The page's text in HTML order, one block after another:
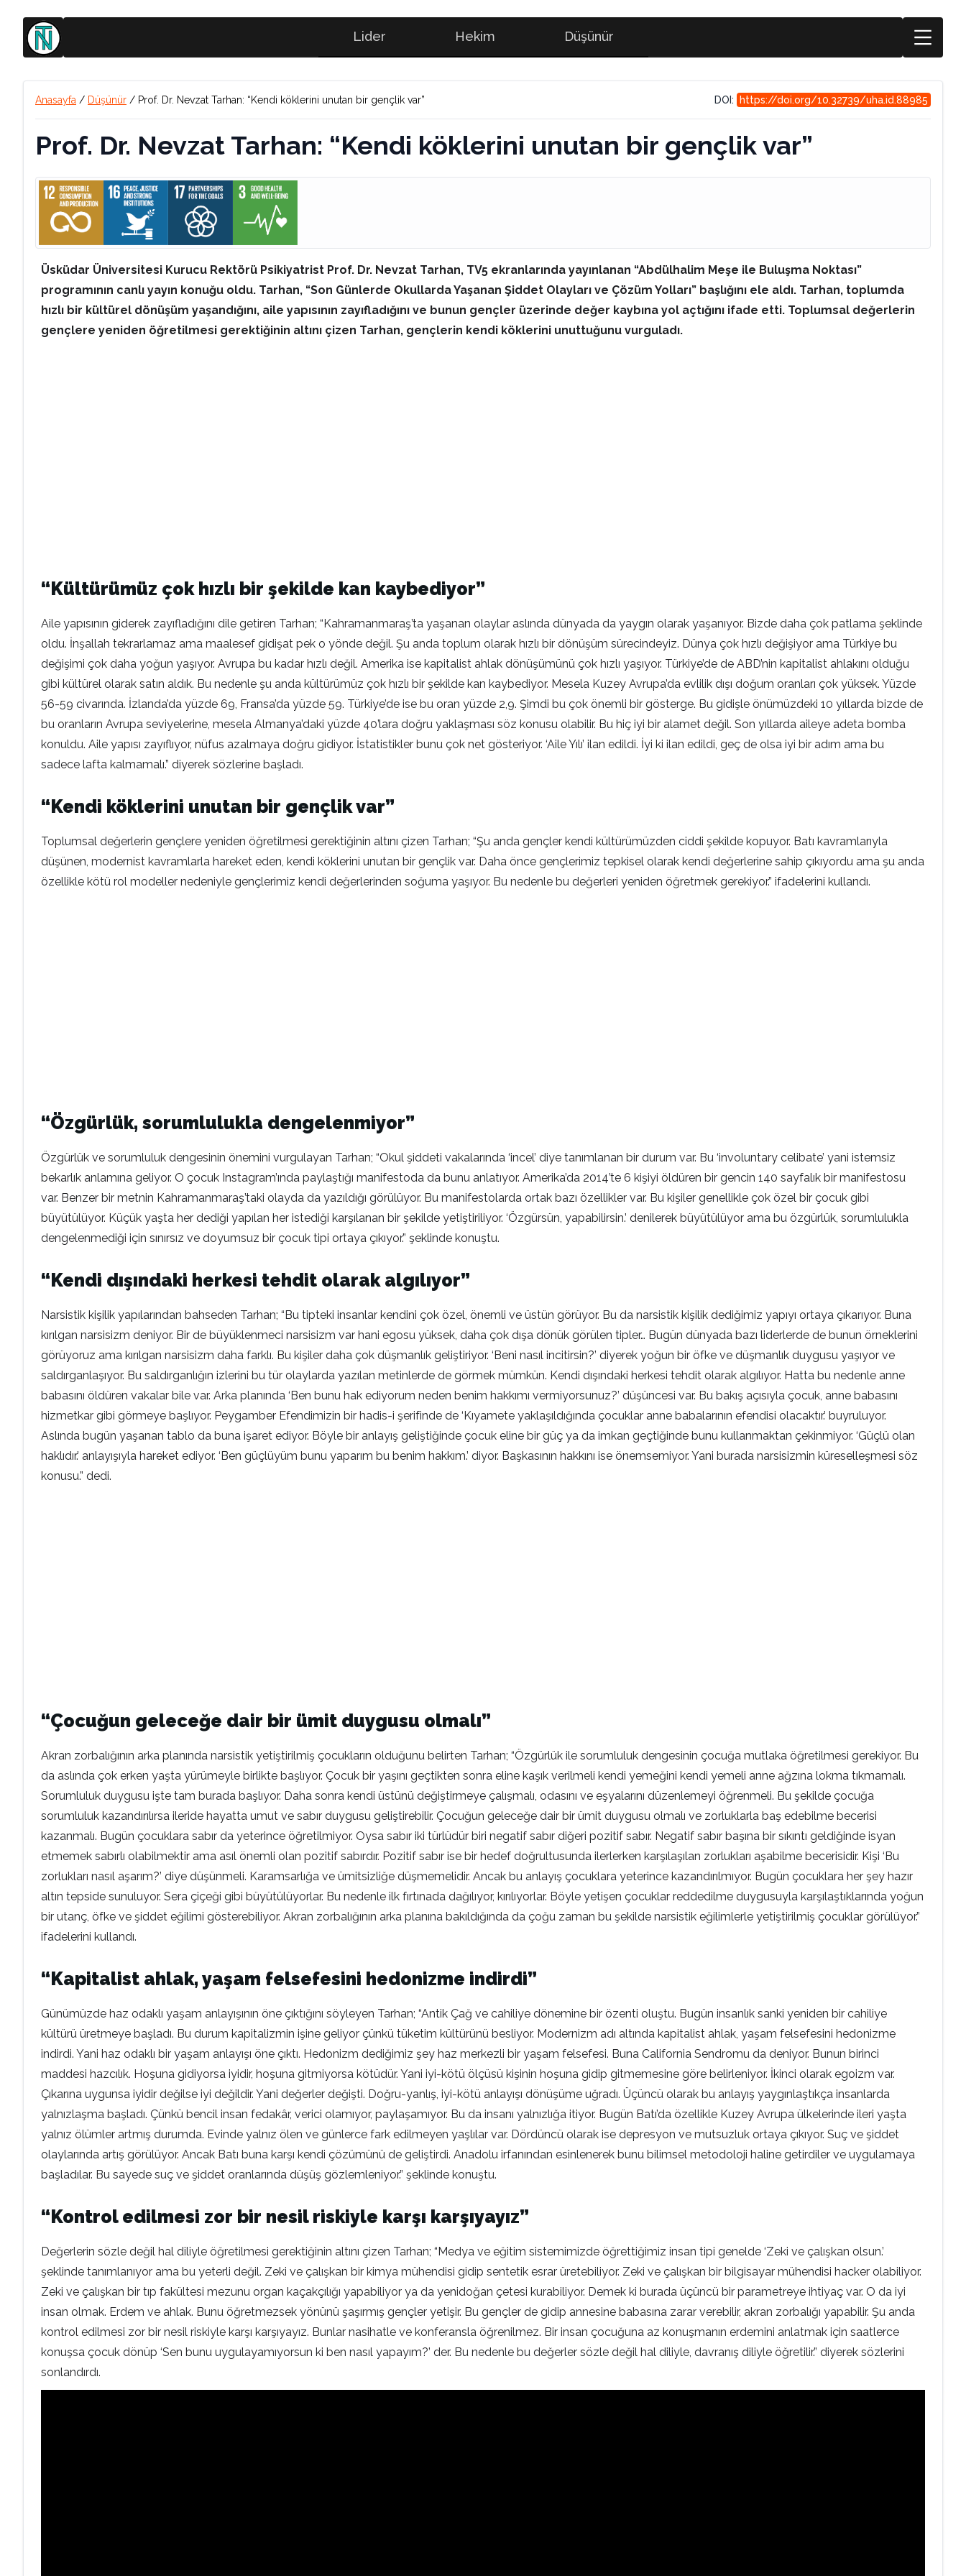
Lider Hekim Düşünür
Anasayfa / Düşünür / Prof. Dr. Nevzat Tarhan: “Kendi köklerini unutan bir gençlik var” DOI: https://doi.org/10.32739/uha.id.88985
Prof. Dr. Nevzat Tarhan: “Kendi köklerini unutan bir gençlik var”
Üsküdar Üniversitesi Kurucu Rektörü Psikiyatrist Prof. Dr. Nevzat Tarhan, TV5 ekranlarında yayınlanan “Abdülhalim Meşe ile Buluşma Noktası”
programının canlı yayın konuğu oldu. Tarhan, “Son Günlerde Okullarda Yaşanan Şiddet Olayları ve Çözüm Yolları” başlığını ele aldı. Tarhan, toplumda
hızlı bir kültürel dönüşüm yaşandığını, aile yapısının zayıfladığını ve bunun gençler üzerinde değer kaybına yol açtığını ifade etti. Toplumsal değerlerin
gençlere yeniden öğretilmesi gerektiğinin altını çizen Tarhan, gençlerin kendi köklerini unuttuğunu vurguladı.
“Kültürümüz çok hızlı bir şekilde kan kaybediyor”
Aile yapısının giderek zayıfladığını dile getiren Tarhan; “Kahramanmaraş’ta yaşanan olaylar aslında dünyada da yaygın olarak yaşanıyor. Bizde daha çok patlama şeklinde
oldu. İnşallah tekrarlamaz ama maalesef gidişat pek o yönde değil. Şu anda toplum olarak hızlı bir dönüşüm sürecindeyiz. Dünya çok hızlı değişiyor ama Türkiye bu
değişimi çok daha yoğun yaşıyor. Avrupa bu kadar hızlı değil. Amerika ise kapitalist ahlak dönüşümünü çok hızlı yaşıyor. Türkiye’de de ABD’nin kapitalist ahlakını olduğu
gibi kültürel olarak satın aldık. Bu nedenle şu anda kültürümüz çok hızlı bir şekilde kan kaybediyor. Mesela Kuzey Avrupa’da evlilik dışı doğum oranları çok yüksek. Yüzde
56-59 civarında. İzlanda’da yüzde 69, Fransa’da yüzde 59. Türkiye’de ise bu oran yüzde 2,9. Şimdi bu çok önemli bir gösterge. Bu gidişle önümüzdeki 10 yıllarda bizde de
bu oranların Avrupa seviyelerine, mesela Almanya’daki yüzde 40’lara doğru yaklaşması söz konusu olabilir. Bu hiç iyi bir alamet değil. Son yıllarda aileye adeta bomba
konuldu. Aile yapısı zayıflıyor, nüfus azalmaya doğru gidiyor. İstatistikler bunu çok net gösteriyor. ‘Aile Yılı’ ilan edildi. İyi ki ilan edildi, geç de olsa iyi bir adım ama bu
sadece lafta kalmamalı.” diyerek sözlerine başladı.
“Kendi köklerini unutan bir gençlik var”
Toplumsal değerlerin gençlere yeniden öğretilmesi gerektiğinin altını çizen Tarhan; “Şu anda gençler kendi kültürümüzden ciddi şekilde kopuyor. Batı kavramlarıyla
düşünen, modernist kavramlarla hareket eden, kendi köklerini unutan bir gençlik var. Daha önce gençlerimiz tepkisel olarak kendi değerlerine sahip çıkıyordu ama şu anda
özellikle kötü rol modeller nedeniyle gençlerimiz kendi değerlerinden soğuma yaşıyor. Bu nedenle bu değerleri yeniden öğretmek gerekiyor.” ifadelerini kullandı.
“Özgürlük, sorumlulukla dengelenmiyor”
Özgürlük ve sorumluluk dengesinin önemini vurgulayan Tarhan; “Okul şiddeti vakalarında ‘incel’ diye tanımlanan bir durum var. Bu ‘involuntary celibate’ yani istemsiz
bekarlık anlamına geliyor. O çocuk Instagram’ında paylaştığı manifestoda da bunu anlatıyor. Amerika’da 2014’te 6 kişiyi öldüren bir gencin 140 sayfalık bir manifestosu
var. Benzer bir metnin Kahramanmaraş’taki olayda da yazıldığı görülüyor. Bu manifestolarda ortak bazı özellikler var. Bu kişiler genellikle çok özel bir çocuk gibi
büyütülüyor. Küçük yaşta her dediği yapılan her istediği karşılanan bir şekilde yetiştiriliyor. ‘Özgürsün, yapabilirsin.’ denilerek büyütülüyor ama bu özgürlük, sorumlulukla
dengelenmediği için sınırsız ve doyumsuz bir çocuk tipi ortaya çıkıyor.” şeklinde konuştu.
“Kendi dışındaki herkesi tehdit olarak algılıyor”
Narsistik kişilik yapılarından bahseden Tarhan; “Bu tipteki insanlar kendini çok özel, önemli ve üstün görüyor. Bu da narsistik kişilik dediğimiz yapıyı ortaya çıkarıyor. Buna
kırılgan narsisizm deniyor. Bir de büyüklenmeci narsisizm var hani egosu yüksek, daha çok dışa dönük görülen tipler… Bugün dünyada bazı liderlerde de bunun örneklerini
görüyoruz ama kırılgan narsisizm daha farklı. Bu kişiler daha çok düşmanlık geliştiriyor. ‘Beni nasıl incitirsin?’ diyerek yoğun bir öfke ve düşmanlık duygusu yaşıyor ve
saldırganlaşıyor. Bu saldırganlığın izlerini bu tür olaylarda yazılan metinlerde de görmek mümkün. Kendi dışındaki herkesi tehdit olarak algılıyor. Hatta bu nedenle anne
babasını öldüren vakalar bile var. Arka planında ‘Ben bunu hak ediyorum neden benim hakkımı vermiyorsunuz?’ düşüncesi var. Bu bakış açısıyla çocuk, anne babasını
hizmetkar gibi görmeye başlıyor. Peygamber Efendimizin bir hadis-i şerifinde de ‘Kıyamete yaklaşıldığında çocuklar anne babalarının efendisi olacaktır.’ buyruluyor.
Aslında bugün yaşanan tablo da buna işaret ediyor. Böyle bir anlayış geliştiğinde çocuk eline bir güç ya da imkan geçtiğinde bunu kullanmaktan çekinmiyor. ‘Güçlü olan
haklıdır.’ anlayışıyla hareket ediyor. ‘Ben güçlüyüm bunu yaparım bu benim hakkım.’ diyor. Başkasının hakkını ise önemsemiyor. Yani burada narsisizmin küreselleşmesi söz
konusu.” dedi.
“Çocuğun geleceğe dair bir ümit duygusu olmalı”
Akran zorbalığının arka planında narsistik yetiştirilmiş çocukların olduğunu belirten Tarhan; “Özgürlük ile sorumluluk dengesinin çocuğa mutlaka öğretilmesi gerekiyor. Bu
da aslında çok erken yaşta yürümeyle birlikte başlıyor. Çocuk bir yaşını geçtikten sonra eline kaşık verilmeli kendi yemeğini kendi yemeli anne ağzına lokma tıkmamalı.
Sorumluluk duygusu işte tam burada başlıyor. Daha sonra kendi üstünü değiştirmeye çalışmalı, odasını ve eşyalarını düzenlemeyi öğrenmeli. Bu şekilde çocuğa
sorumluluk kazandırılırsa ileride hayatta umut ve sabır duygusu geliştirebilir. Çocuğun geleceğe dair bir ümit duygusu olmalı ve zorluklarla baş edebilme becerisi
kazanmalı. Bugün çocuklara sabır da yeterince öğretilmiyor. Oysa sabır iki türlüdür biri negatif sabır diğeri pozitif sabır. Negatif sabır başına bir sıkıntı geldiğinde isyan
etmemek sabırlı olabilmektir ama asıl önemli olan pozitif sabırdır. Pozitif sabır ise bir hedef doğrultusunda ilerlerken karşılaşılan zorlukları aşabilme becerisidir. Kişi ‘Bu
zorlukları nasıl aşarım?’ diye düşünmeli. Karamsarlığa ve ümitsizliğe düşmemelidir. Ancak bu anlayış çocuklara yeterince kazandırılmıyor. Bugün çocuklara her şey hazır
altın tepside sunuluyor. Sera çiçeği gibi büyütülüyorlar. Bu nedenle ilk fırtınada dağılıyor, kırılıyorlar. Böyle yetişen çocuklar reddedilme duygusuyla karşılaştıklarında yoğun
bir utanç, öfke ve şiddet eğilimi gösterebiliyor. Akran zorbalığının arka planına bakıldığında da çoğu zaman bu şekilde narsistik eğilimlerle yetiştirilmiş çocuklar görülüyor.”
ifadelerini kullandı.
“Kapitalist ahlak, yaşam felsefesini hedonizme indirdi”
Günümüzde haz odaklı yaşam anlayışının öne çıktığını söyleyen Tarhan; “Antik Çağ ve cahiliye dönemine bir özenti oluştu. Bugün insanlık sanki yeniden bir cahiliye
kültürü üretmeye başladı. Bu durum kapitalizmin işine geliyor çünkü tüketim kültürünü besliyor. Modernizm adı altında kapitalist ahlak, yaşam felsefesini hedonizme
indirdi. Yani haz odaklı bir yaşam anlayışı öne çıktı. Hedonizm dediğimiz şey haz merkezli bir yaşam felsefesi. Buna California Sendromu da deniyor. Bunun birinci
maddesi hazcılık. Hoşuna gidiyorsa iyidir, hoşuna gitmiyorsa kötüdür. Yani iyi-kötü ölçüsü kişinin hoşuna gidip gitmemesine göre belirleniyor. İkinci olarak egoizm var.
Çıkarına uygunsa iyidir değilse iyi değildir. Yani değerler değişti. Doğru-yanlış, iyi-kötü anlayışı dönüşüme uğradı. Üçüncü olarak bu anlayış yaygınlaştıkça insanlarda
yalnızlaşma başladı. Çünkü bencil insan fedakâr, verici olamıyor, paylaşamıyor. Bu da insanı yalnızlığa itiyor. Bugün Batı’da özellikle Kuzey Avrupa ülkelerinde ileri yaşta
yalnız ölümler artmış durumda. Evinde yalnız ölen ve günlerce fark edilmeyen yaşlılar var. Dördüncü olarak ise depresyon ve mutsuzluk ortaya çıkıyor. Suç ve şiddet
olaylarında artış görülüyor. Ancak Batı buna karşı kendi çözümünü de geliştirdi. Anadolu irfanından esinlenerek bunu bilimsel metodoloji haline getirdiler ve uygulamaya
başladılar. Bu sayede suç ve şiddet oranlarında düşüş gözlemleniyor.” şeklinde konuştu.
“Kontrol edilmesi zor bir nesil riskiyle karşı karşıyayız”
Değerlerin sözle değil hal diliyle öğretilmesi gerektiğinin altını çizen Tarhan; “Medya ve eğitim sistemimizde öğrettiğimiz insan tipi genelde ‘Zeki ve çalışkan olsun.’
şeklinde tanımlanıyor ama bu yeterli değil. Zeki ve çalışkan bir kimya mühendisi gidip sentetik esrar üretebiliyor. Zeki ve çalışkan bir bilgisayar mühendisi hacker olabiliyor.
Zeki ve çalışkan bir tıp fakültesi mezunu organ kaçakçılığı yapabiliyor ya da yenidoğan çetesi kurabiliyor. Demek ki burada üçüncü bir parametreye ihtiyaç var. O da iyi
insan olmak. Erdem ve ahlak. Bunu öğretmezsek yönünü şaşırmış gençler yetişir. Bu gençler de gidip annesine babasına zarar verebilir, akran zorbalığı yapabilir. Şu anda
kontrol edilmesi zor bir nesil riskiyle karşı karşıyayız. Bunlar nasihatle ve konferansla öğrenilmez. Bir insan çocuğuna az konuşmanın erdemini anlatmak için saatlerce
konuşsa çocuk dönüp ‘Sen bunu uygulayamıyorsun ki ben nasıl yapayım?’ der. Bu nedenle bu değerler sözle değil hal diliyle, davranış diliyle öğretilir.” diyerek sözlerini
sonlandırdı.